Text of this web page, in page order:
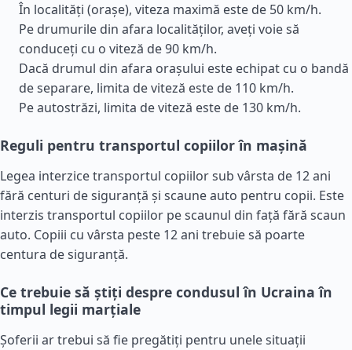
În localități (orașe), viteza maximă este de 50 km/h.
Pe drumurile din afara localităților, aveți voie să
conduceți cu o viteză de 90 km/h.
Dacă drumul din afara orașului este echipat cu o bandă
de separare, limita de viteză este de 110 km/h.
Pe autostrăzi, limita de viteză este de 130 km/h.
Reguli pentru transportul copiilor în mașină
Legea interzice transportul copiilor sub vârsta de 12 ani
fără centuri de siguranță și scaune auto pentru copii. Este
interzis transportul copiilor pe scaunul din față fără scaun
auto. Copiii cu vârsta peste 12 ani trebuie să poarte
centura de siguranță.
Ce trebuie să știți despre condusul în Ucraina în
timpul legii marțiale
Șoferii ar trebui să fie pregătiți pentru unele situații